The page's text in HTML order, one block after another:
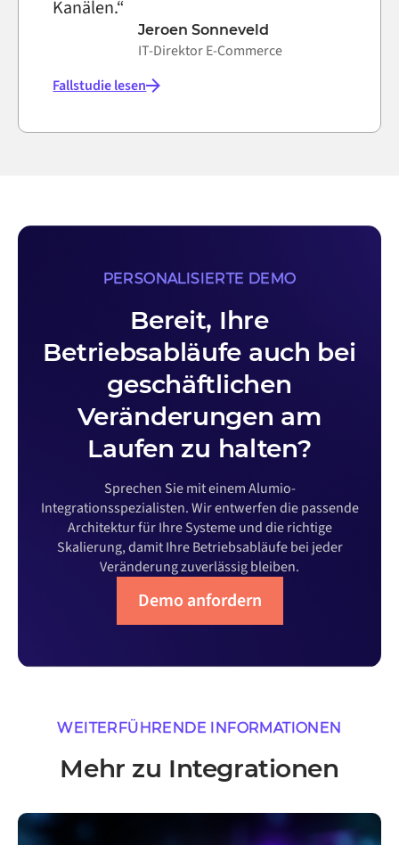
Kanälen.“
Jeroen Sonneveld
IT-Direktor E-Commerce
Fallstudie lesen
PERSONALISIERTE DEMO
Bereit, Ihre
Betriebsabläufe auch bei
geschäftlichen
Veränderungen am
Laufen zu halten?
Sprechen Sie mit einem Alumio-
Integrationsspezialisten. Wir entwerfen die passende
Architektur für Ihre Systeme und die richtige
Skalierung, damit Ihre Betriebsabläufe bei jeder
Veränderung zuverlässig bleiben.
Demo anfordern
WEITERFÜHRENDE INFORMATIONEN
Mehr zu Integrationen